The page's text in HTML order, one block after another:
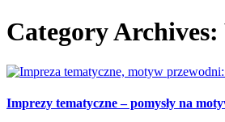
Category Archives:
Imprezy tematyczne – pomysły na